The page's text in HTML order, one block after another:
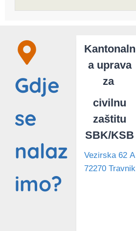
Gdje
se
nalaz
imo?
Kantonaln
a uprava
za
civilnu
zaštitu
SBK/KSB
Vezirska 62 A
72270 Travnik